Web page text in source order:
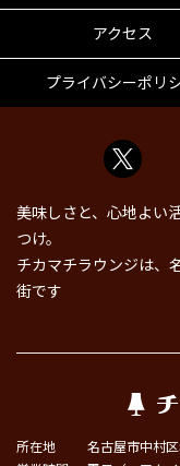
アクセス
プライバシーポリ
美味しさと、心地よい
つけ。
チカマチラウンジは、
街です
所在地
名古屋市中村